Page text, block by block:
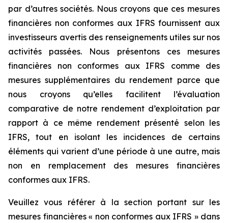
par d’autres sociétés. Nous croyons que ces mesures
financières non conformes aux IFRS fournissent aux
investisseurs avertis des renseignements utiles sur nos
activités passées. Nous présentons ces mesures
financières non conformes aux IFRS comme des
mesures supplémentaires du rendement parce que
nous croyons qu’elles facilitent l’évaluation
comparative de notre rendement d’exploitation par
rapport à ce même rendement présenté selon les
IFRS, tout en isolant les incidences de certains
éléments qui varient d’une période à une autre, mais
non en remplacement des mesures financières
conformes aux IFRS.
Veuillez vous référer à la section portant sur les
mesures financières « non conformes aux IFRS » dans